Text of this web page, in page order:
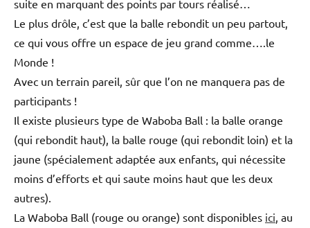
suite en marquant des points par tours réalisé…
Le plus drôle, c’est que la balle rebondit un peu partout,
ce qui vous offre un espace de jeu grand comme….le
Monde !
Avec un terrain pareil, sûr que l’on ne manquera pas de
participants !
Il existe plusieurs type de Waboba Ball : la balle orange
(qui rebondit haut), la balle rouge (qui rebondit loin) et la
jaune (spécialement adaptée aux enfants, qui nécessite
moins d’efforts et qui saute moins haut que les deux
autres).
La Waboba Ball (rouge ou orange) sont disponibles ici , au